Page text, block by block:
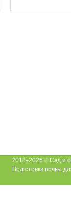
2018–2026 © Сад и
Подготовка почвы